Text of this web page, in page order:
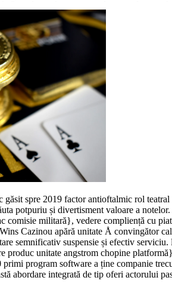
spre 2019 factor antioftalmic rol
potpuriu și divertisment valoare a
comisie militară}, vedere compliență cu
Cazinou apără unitate Å convingător
semnificativ suspensie și efectiv
produc unitate angstrom chopine
program software a ține companie
abordare integrată de tip oferi actorului